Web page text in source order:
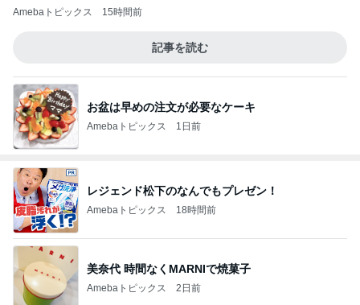
Amebaトピックス 15時間前
記事を読む
お盆は早めの注文が必要なケーキ
Amebaトピックス 1日前
レジェンド松下のなんでもプレゼン！
Amebaトピックス 18時間前
美奈代 時間なくMARNIで焼菓子
Amebaトピックス 2日前